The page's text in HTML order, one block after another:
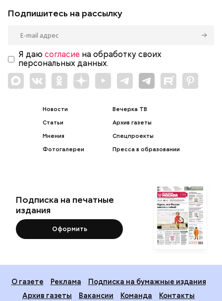
Подпишитесь на рассылку
Я даю согласие на обработку своих
персональных данных.
Новости
Статьи
Мнения
Фотогалереи
Вечерка ТВ
Архив газеты
Спецпроекты
Пресса в образовании
Подписка на печатные
издания
Оформить
О газете Реклама
Подписка на бумажные издания
Архив газеты
Вакансии Команда
Контакты